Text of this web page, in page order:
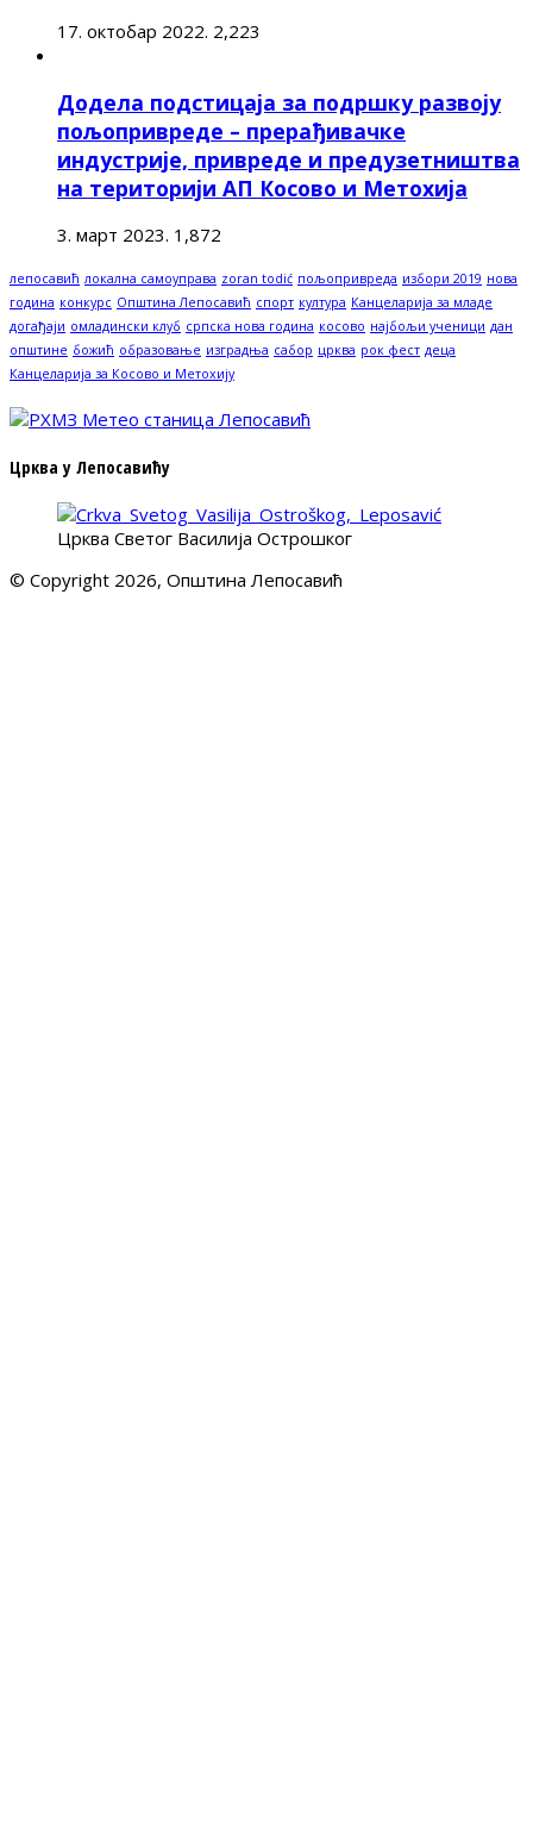
17. октобар 2022. 2,223
Додела подстицаја за подршку развоју
пољопривреде – прерађивачке
индустрије, привреде и предузетништва
на територији АП Косово и Метохија
3. март 2023. 1,872
лепосавић локална самоуправа zoran todić пољопривреда избори 2019 нова
година конкурс Општина Лепосавић спорт култура Канцеларија за младе
догађаји омладински клуб српска нова година косово најбољи ученици дан
општине божић образовање изградња сабор црква рок фест деца
Канцеларија за Косово и Метохију
Црква у Лепосавићу
Црква Светог Василија Острошког
© Copyright 2026, Општина Лепосавић